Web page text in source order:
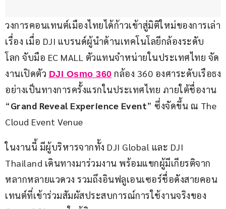
วงการคอนเทนต์เมืองไทยได้ก้าวเข้าสู่มิติใหม่ของการเล่า
เรื่อง เมื่อ DJI แบรนด์ผู้นำด้านเทคโนโลยีกล้องระดับ
โลก จับมือ EC MALL ตัวแทนจำหน่ายในประเทศไทย จัด
งานเปิดตัว DJI Osmo 360 กล้อง 360 องศาระดับเรือธง
อย่างเป็นทางการครั้งแรกในประเทศไทย ภายใต้ชื่องาน
“Grand Reveal Experience Event” ซึ่งจัดขึ้น ณ The
Cloud Event Venue
ในงานนี้ มีผู้บริหารจากทั้ง DJI Global และ DJI
Thailand เดินทางมาร่วมงาน พร้อมแขกผู้มีเกียรติจาก
หลากหลายแวดวง รวมถึงอินฟลูเอนเซอร์ชื่อดังสายคอน
เทนต์ที่เข้าร่วมสัมผัสประสบการณ์การใช้งานจริงของ